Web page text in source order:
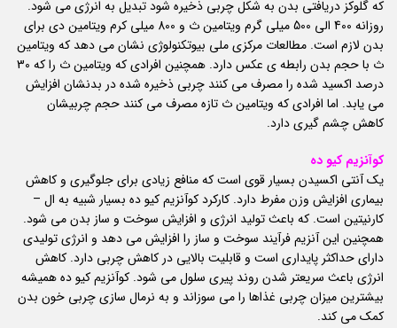
که گلوکز دریافتی بدن به شکل چربی ذخیره شود تبدیل به انرژی می شود.
روزانه 400 الی 500 میلی گرم ویتامین ث و 800 میلی کرم ویتامین دی برای
بدن لازم است. مطالعات مرکزی ملی بیوتکنولوژی نشان می دهد که ویتامین
ث با حجم بدن رابطه ی عکس دارد. همچنین افرادی که ویتامین ث را که 30
درصد اکسید شده را مصرف می کنند چربی ذخیره شده در بدنشان افزایش
می یابد. اما افرادی که ویتامین ث تازه مصرف می کنند حجم چربیشان
کاهش چشم گیری دارد.
کوآنزیم کیو ده
یک آنتی اکسیدن بسیار قوی است که منافع زیادی برای جلوگیری و کاهش
بیماری افزایش وزن مفرط دارد. کارکرد کوآنزیم کیو ده بسیار شبیه به ال –
کارنیتین است. که باعث تولید انرژی و افزایش سوخت و ساز بدن می شود.
همچنین این آنزیم فرآیند سوخت و ساز را افزایش می دهد و انرژی تولیدی
دارای حداکثر پایداری است و قابلیت بالایی در کاهش چربی دارد. کاهش
انرژی باعث سریعتر شدن روند پیری سلول می شود. کوآنزیم کیو ده همیشه
بیشترین میزان چربی غذاها را می سوزاند و به نرمال سازی چربی خون بدن
کمک می کند.